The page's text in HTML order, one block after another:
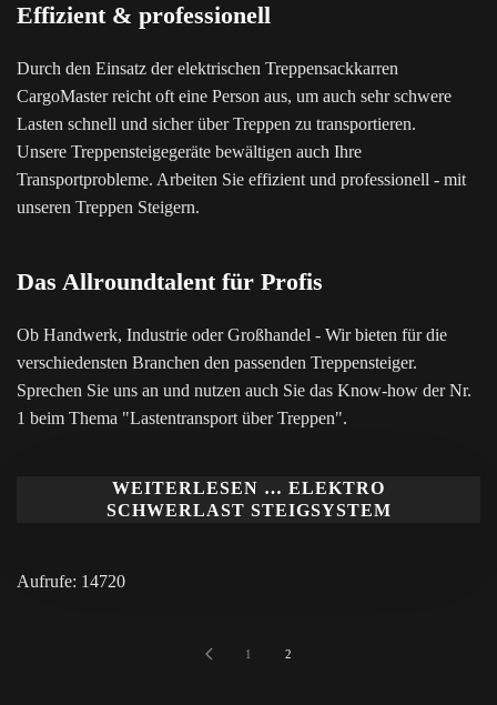
Effizient & professionell
Durch den Einsatz der elektrischen Treppensackkarren
CargoMaster reicht oft eine Person aus, um auch sehr schwere
Lasten schnell und sicher über Treppen zu transportieren.
Unsere Treppensteigegeräte bewältigen auch Ihre
Transportprobleme. Arbeiten Sie effizient und professionell - mit
unseren Treppen Steigern.
Das Allroundtalent für Profis
Ob Handwerk, Industrie oder Großhandel - Wir bieten für die
verschiedensten Branchen den passenden Treppensteiger.
Sprechen Sie uns an und nutzen auch Sie das Know-how der Nr.
1 beim Thema "Lastentransport über Treppen".
WEITERLESEN … ELEKTRO
SCHWERLAST STEIGSYSTEM
Aufrufe: 14720
1 2